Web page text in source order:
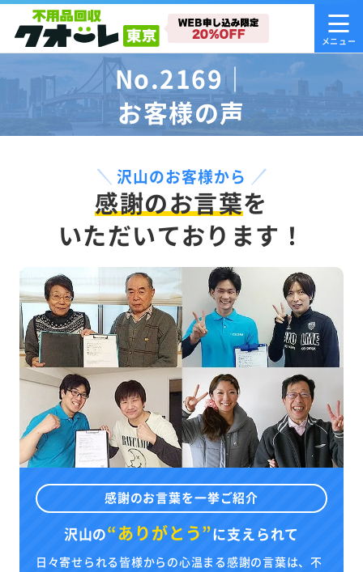
No.2169｜
お客様の声
沢山のお客様から
感謝のお言葉を
いただいております！
感謝のお言葉を一挙ご紹介
沢山の“ありがとう”に支えられて
日々寄せられる皆様からの心温まる感謝の言葉は、不